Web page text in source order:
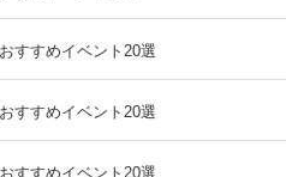
すすめイベント20選
すすめイベント20選
すすめイベント20選